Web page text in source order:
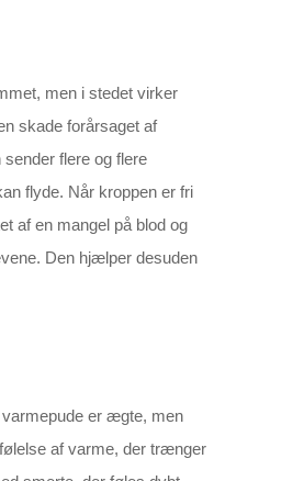
men i stedet virker
skade forårsaget af
flere og flere
flyde. Når kroppen er fri
af en mangel på blod og
Den hjælper desuden
er ægte, men
af varme, der trænger